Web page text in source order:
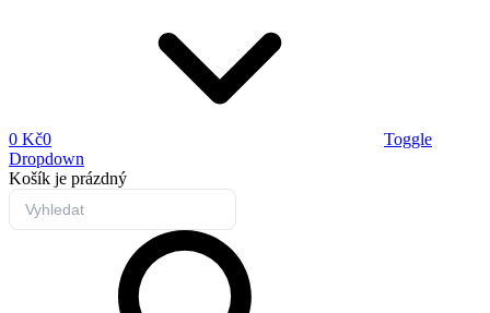
0 Kč0
Toggle
Dropdown
Košík je prázdný